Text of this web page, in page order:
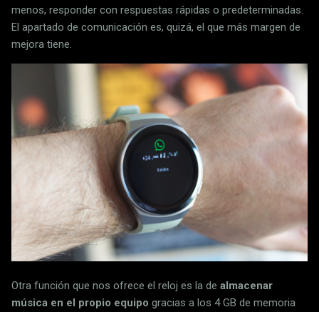
menos, responder con respuestas rápidas o predeterminadas.
El apartado de comunicación es, quizá, el que más margen de
mejora tiene.
Otra función que nos ofrece el reloj es la de almacenar
música en el propio equipo gracias a los 4 GB de memoria